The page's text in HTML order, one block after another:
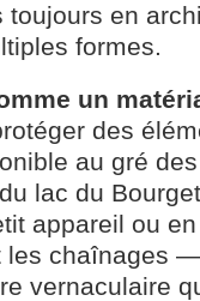
en
formes.
un
des
au gré
lac du
appareil ou
les chaînages
vernaculaire